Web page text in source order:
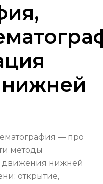
— про
методы
движения нижней
открытие,